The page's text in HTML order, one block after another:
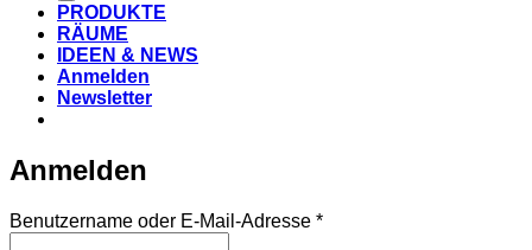
PRODUKTE
RÄUME
IDEEN & NEWS
Anmelden
Newsletter
Anmelden
Benutzername oder E-Mail-Adresse *Erforderlich